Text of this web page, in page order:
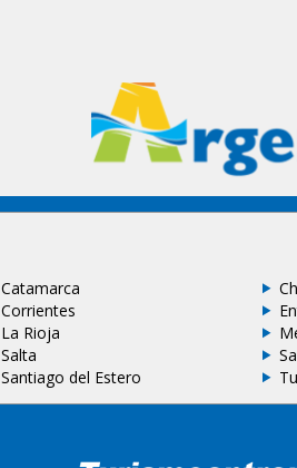
Catamarca
Corrientes
La Rioja
Salta
Santiago del Estero